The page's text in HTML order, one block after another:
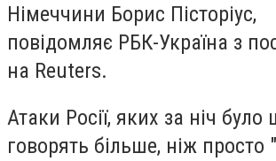
Німеччини Борис Пісторіус,
повідомляє РБК-Україна з
на Reuters.
Атаки Росії, яких за ніч було
говорять більше, ніж просто